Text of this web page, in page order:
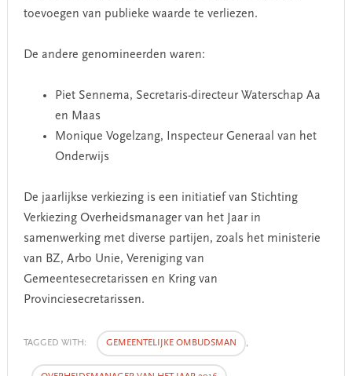
toevoegen van publieke waarde te verliezen.
De andere genomineerden waren:
Piet Sennema, Secretaris-directeur Waterschap Aa
en Maas
Monique Vogelzang, Inspecteur Generaal van het
Onderwijs
De jaarlijkse verkiezing is een initiatief van Stichting
Verkiezing Overheidsmanager van het Jaar in
samenwerking met diverse partijen, zoals het ministerie
van BZ, Arbo Unie, Vereniging van
Gemeentesecretarissen en Kring van
Provinciesecretarissen.
TAGGED WITH: GEMEENTELIJKE OMBUDSMAN ,